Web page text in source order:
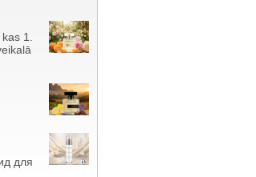
1.
для